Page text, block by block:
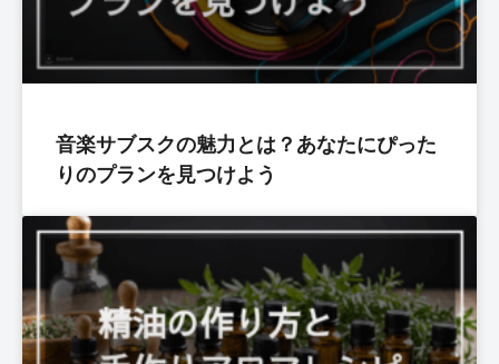
音楽サブスクの魅力とは？あなたにぴった
りのプランを見つけよう